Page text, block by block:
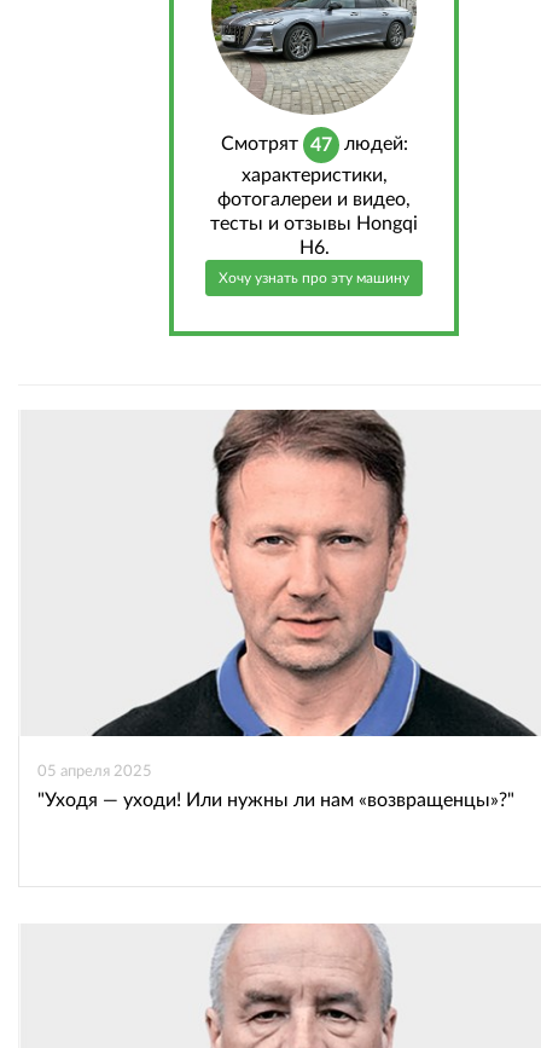
Cмотрят 47 людей:
характеристики,
фотогалереи и видео,
тесты и отзывы Hongqi
H6.
Хочу узнать про эту машину
05 апреля 2025
"Уходя — уходи! Или нужны ли нам «возвращенцы»?"